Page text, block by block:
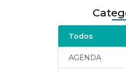
Todos
AGENDA